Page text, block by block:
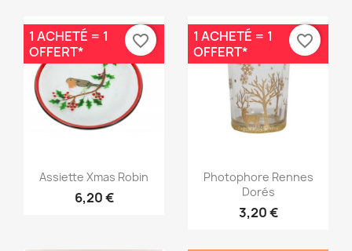
Aperçu rapide
Assiette Xmas Robin
6,20 €
1 ACHETÉ = 1
OFFERT*
favorite_border
Aperçu rapide
Photophore Rennes
Dorés
3,20 €
1 ACHETÉ = 1
OFFERT*
favorite_border